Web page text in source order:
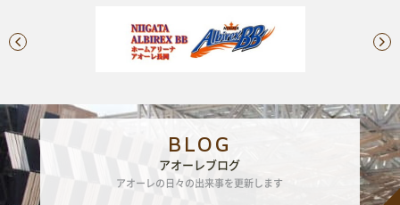
BLOG
アオーレブログ
アオーレの日々の出来事を更新します